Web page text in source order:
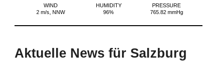
WIND
2 m/s, NNW
HUMIDITY
96%
PRESSURE
765.82 mmHg
Aktuelle News für Salzburg